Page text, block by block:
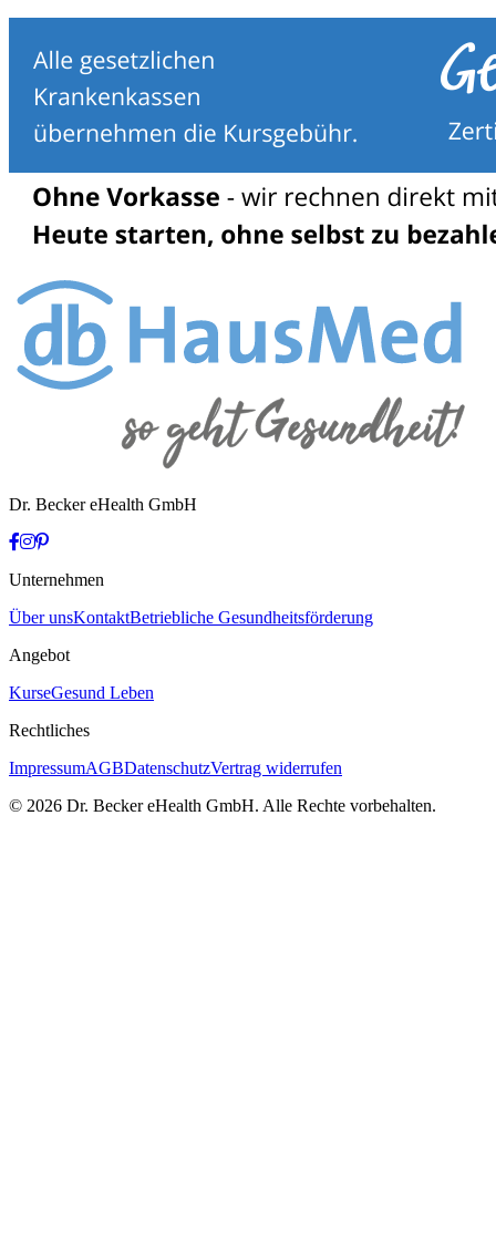
Dr. Becker eHealth GmbH
Unternehmen
Über unsKontaktBetriebliche Gesundheitsförderung
Angebot
KurseGesund Leben
Rechtliches
ImpressumAGBDatenschutzVertrag widerrufen
© 2026 Dr. Becker eHealth GmbH. Alle Rechte vorbehalten.